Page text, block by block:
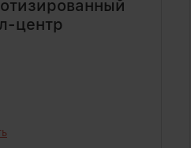
центр